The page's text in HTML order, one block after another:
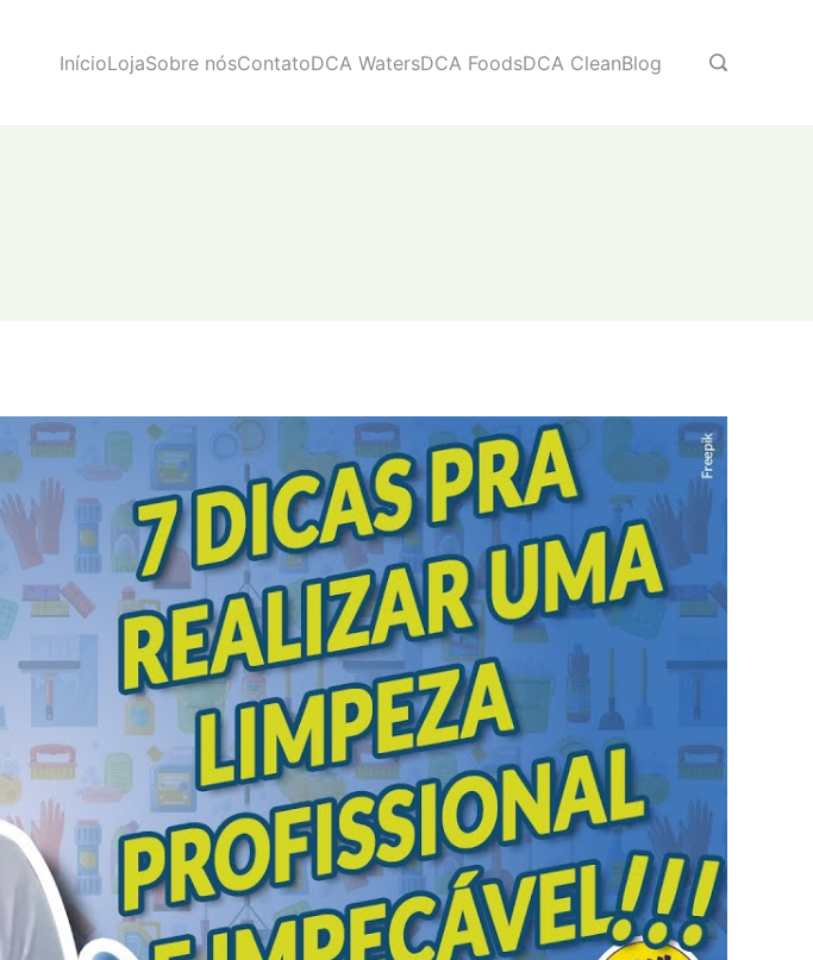
InícioLojaSobre nósContatoDCA WatersDCA FoodsDCA CleanBlog